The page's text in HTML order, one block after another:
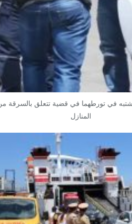
في تورطهما في قضية تتعلق بالسرقة
المنازل